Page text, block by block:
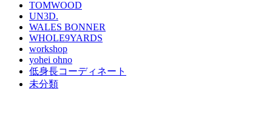
TOMWOOD
UN3D.
WALES BONNER
WHOLE9YARDS
workshop
yohei ohno
低身長コーディネート
未分類